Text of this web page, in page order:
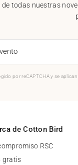
todas nuestras
por reCAPTCHA y se
de Cotton Bird
RSC
gratis